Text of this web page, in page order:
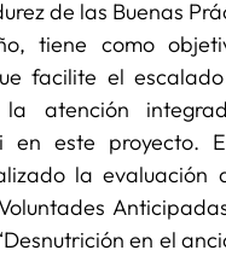
de las Buenas
tiene como
facilite el
atención
en este proyecto.
la evaluación
en el